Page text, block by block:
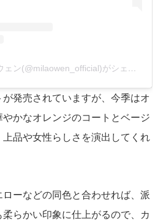
Mila Owen/ミラ オーウェン(@milaowen_official)がシェアした投稿
発売されていますが、今季はオ
かなオレンジのコートとベージ
上品や女性らしさを演出してくれ
ーなどの同色と合わせれば、派
らかい印象に仕上がるので、カ